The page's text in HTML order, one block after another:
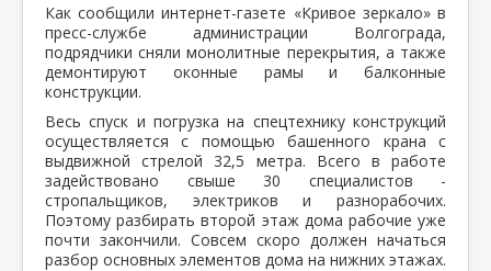
Как сообщили интернет-газете «Кривое зеркало» в
пресс-службе администрации Волгограда,
подрядчики сняли монолитные перекрытия, а также
демонтируют оконные рамы и балконные
конструкции.
Весь спуск и погрузка на спецтехнику конструкций
осуществляется с помощью башенного крана с
выдвижной стрелой 32,5 метра. Всего в работе
задействовано свыше 30 специалистов -
стропальщиков, электриков и разнорабочих.
Поэтому разбирать второй этаж дома рабочие уже
почти закончили. Совсем скоро должен начаться
разбор основных элементов дома на нижних этажах.